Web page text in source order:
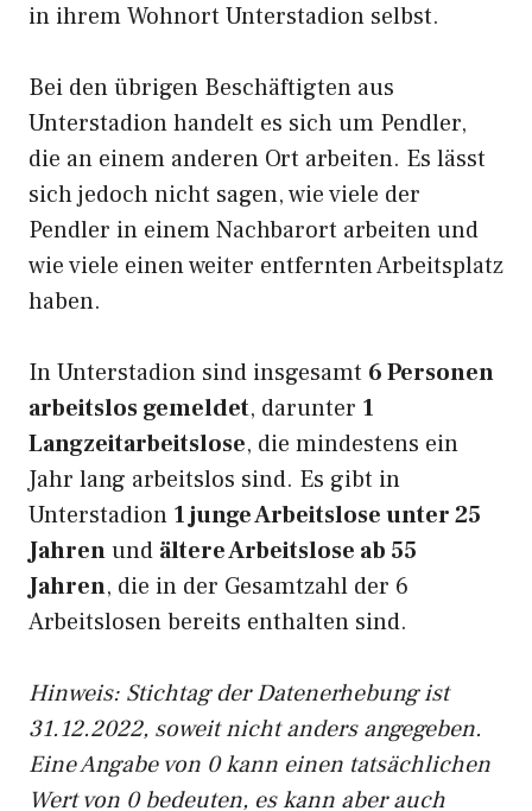
in ihrem Wohnort Unterstadion selbst.
Bei den übrigen Beschäftigten aus
Unterstadion handelt es sich um Pendler,
die an einem anderen Ort arbeiten. Es lässt
sich jedoch nicht sagen, wie viele der
Pendler in einem Nachbarort arbeiten und
wie viele einen weiter entfernten Arbeitsplatz
haben.
In Unterstadion sind insgesamt 6 Personen
arbeitslos gemeldet, darunter 1
Langzeitarbeitslose, die mindestens ein
Jahr lang arbeitslos sind. Es gibt in
Unterstadion 1 junge Arbeitslose unter 25
Jahrenund ältere Arbeitslose ab 55
Jahren, die in der Gesamtzahl der 6
Arbeitslosen bereits enthalten sind.
Hinweis: Stichtag der Datenerhebung ist
31.12.2022, soweit nicht anders angegeben.
Eine Angabe von 0 kann einen tatsächlichen
Wert von 0 bedeuten, es kann aber auch